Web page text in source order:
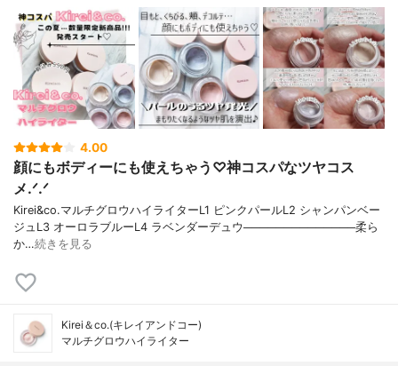
4.00
顔にもボディーにも使えちゃう♡神コスパなツヤコス
メ.ᐟ.ᐟ
Kirei&co.マルチグロウハイライターL1 ピンクパールL2 シャンパンベー
ジュL3 オーロラブルーL4 ラベンダーデュウ──────────────柔ら
か…続きを見る
Kirei＆co.(キレイアンドコー)
マルチグロウハイライター